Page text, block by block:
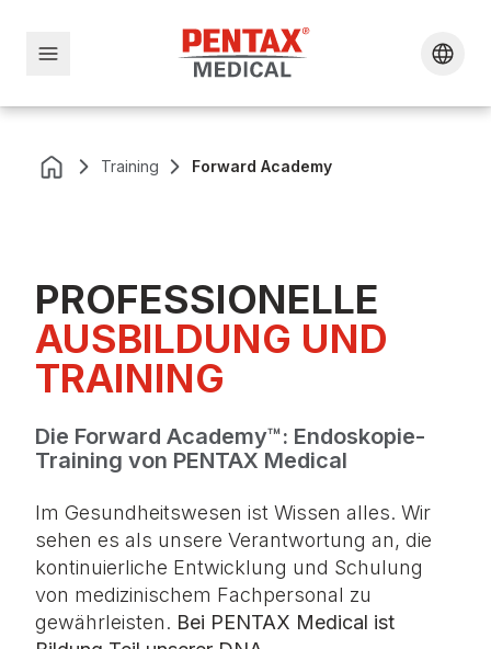
Training Forward Academy
PROFESSIONELLE
AUSBILDUNG UND
TRAINING
Die Forward Academy™: Endoskopie-
Training von PENTAX Medical
Im Gesundheitswesen ist Wissen alles. Wir
sehen es als unsere Verantwortung an, die
kontinuierliche Entwicklung und Schulung
von medizinischem Fachpersonal zu
gewährleisten. Bei PENTAX Medical ist